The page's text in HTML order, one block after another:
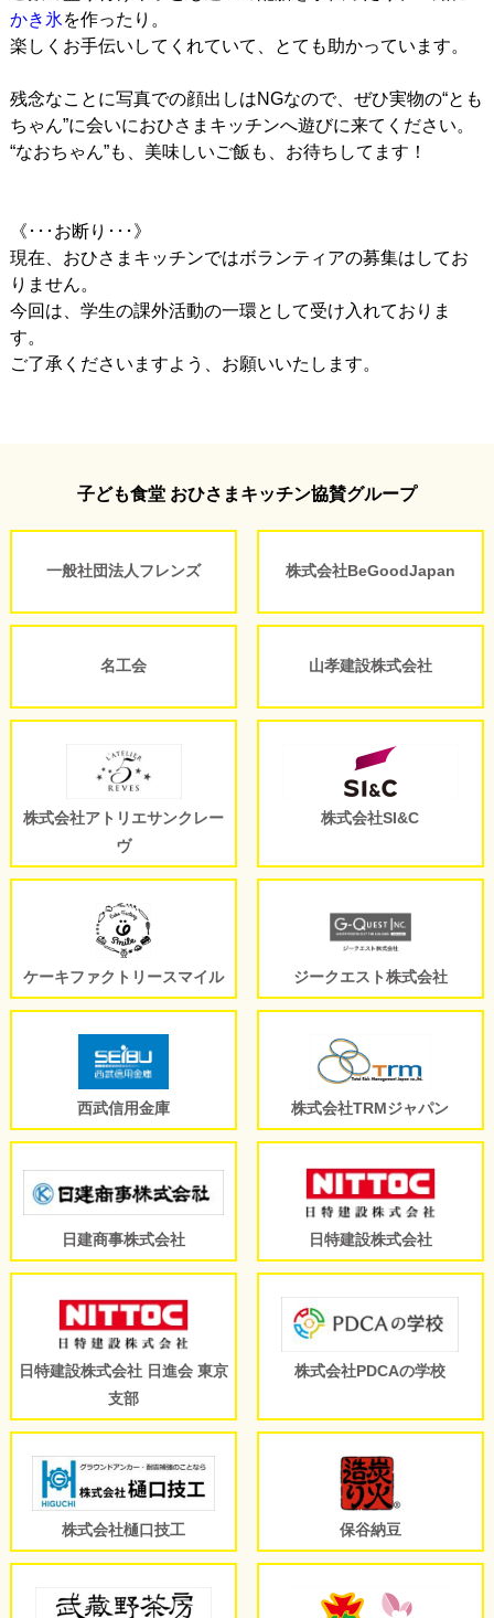
かき氷を作ったり。
楽しくお手伝いしてくれていて、とても助かっています。
残念なことに写真での顔出しはNGなので、ぜひ実物の“とも
ちゃん”に会いにおひさまキッチンへ遊びに来てください。
“なおちゃん”も、美味しいご飯も、お待ちしてます！
《･･･お断り･･･》
現在、おひさまキッチンではボランティアの募集はしてお
りません。
今回は、学生の課外活動の一環として受け入れておりま
す。
ご了承くださいますよう、お願いいたします。
子ども食堂 おひさまキッチン協賛グループ
一般社団法人フレンズ 株式会社BeGoodJapan
名工会 山孝建設株式会社
株式会社アトリエサンクレー
ヴ
株式会社SI&C
ケーキファクトリースマイル ジークエスト株式会社
西武信用金庫 株式会社TRMジャパン
日建商事株式会社 日特建設株式会社
日特建設株式会社 日進会 東京
支部
株式会社PDCAの学校
株式会社樋口技工 保谷納豆